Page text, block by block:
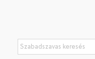
SZOCIOLÓGIAI SZEMLE